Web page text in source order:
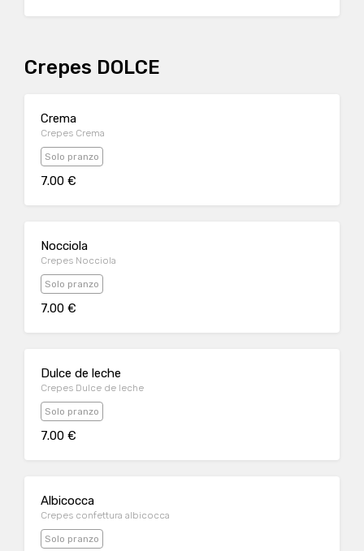
Crepes DOLCE
Crema
Crepes Crema
Solo pranzo
7.00 €
Nocciola
Crepes Nocciola
Solo pranzo
7.00 €
Dulce de leche
Crepes Dulce de leche
Solo pranzo
7.00 €
Albicocca
Crepes confettura albicocca
Solo pranzo